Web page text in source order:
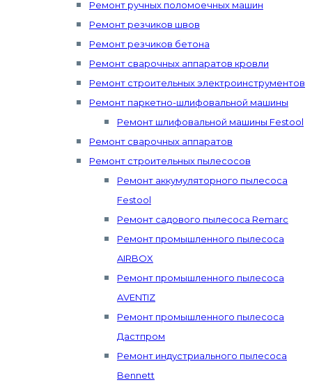
Ремонт ручных поломоечных машин
Ремонт резчиков швов
Ремонт резчиков бетона
Ремонт сварочных аппаратов кровли
Ремонт строительных электроинструментов
Ремонт паркетно-шлифовальной машины
Ремонт шлифовальной машины Festool
Ремонт сварочных аппаратов
Ремонт строительных пылесосов
Ремонт аккумуляторного пылесоса
Festool
Ремонт садового пылесоса Remarc
Ремонт промышленного пылесоса
AIRBOX
Ремонт промышленного пылесоса
AVENTIZ
Ремонт промышленного пылесоса
Дастпром
Ремонт индустриального пылесоса
Bennett